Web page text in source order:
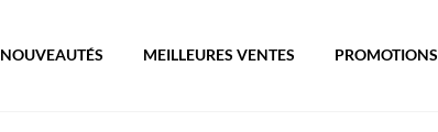
NOUVEAUTÉS MEILLEURES VENTES PROMOTIONS